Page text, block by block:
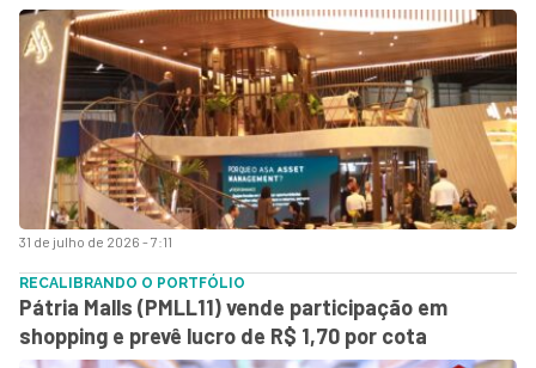
31 de julho de 2026 - 7:11
RECALIBRANDO O PORTFÓLIO
Pátria Malls (PMLL11) vende participação em
shopping e prevê lucro de R$ 1,70 por cota